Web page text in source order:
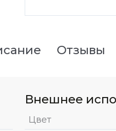
Отзывы
Внешнее
Цвет